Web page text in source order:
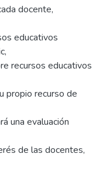
docente,
educativos
recursos educativos
propio recurso de
una evaluación
de las docentes,